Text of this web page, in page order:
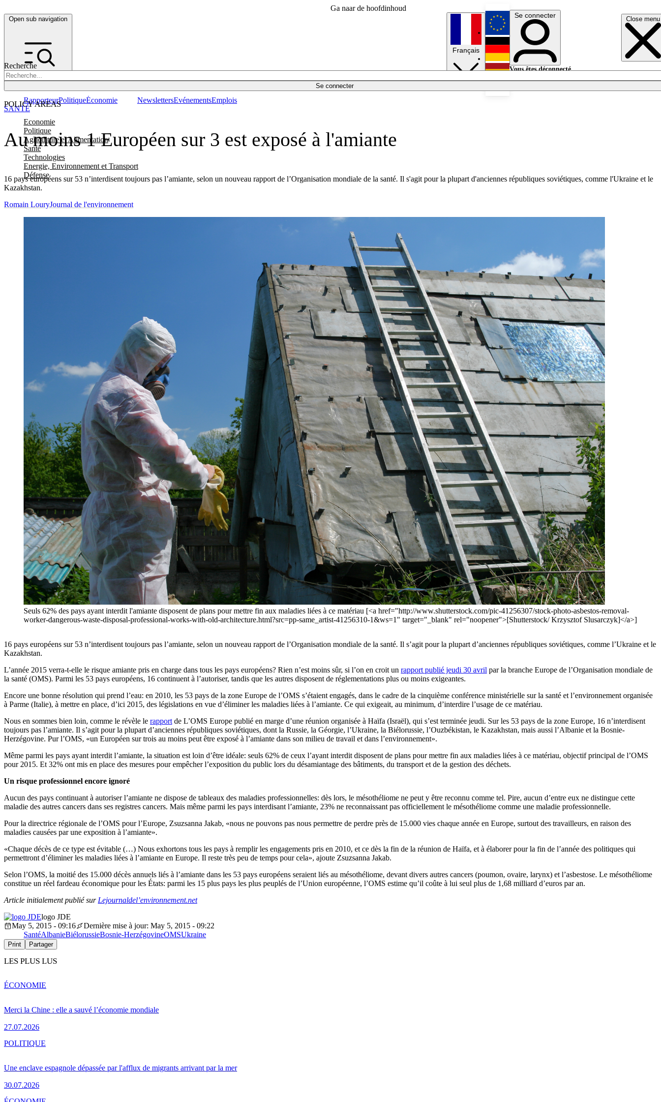
Ga naar de hoofdinhoud
Open sub navigation Close menu
Recherche
Se connecter
POLICY AREAS
Economie
Politique
Agriculture et Alimentation
Santé
Technologies
Energie, Environnement et Transport
Défense
RapporteurPolitiqueÉconomie NewslettersEvénementsEmplois
Français
English
Deutsch
Se connecter
Vous êtes déconnecté.
Au moins 1 Européen sur 3 est exposé à l'amiante
16 pays européens sur 53 n’interdisent toujours pas l’amiante, selon un nouveau rapport de l’Organisation mondiale de la santé. Il s'agit pour la plupart d'anciennes républiques soviétiques, comme l'Ukraine et le
Kazakhstan.
SANTÉ
Romain LouryJournal de l'environnement
Seuls 62% des pays ayant interdit l'amiante disposent de plans pour mettre fin aux maladies liées à ce matériau [<a href="http://www.shutterstock.com/pic-41256307/stock-photo-asbestos-removal-
worker-dangerous-waste-disposal-professional-works-with-old-architecture.html?src=pp-same_artist-41256310-1&ws=1" target="_blank" rel="noopener">[Shutterstock/ Krzysztof Slusarczyk]</a>]
16 pays européens sur 53 n’interdisent toujours pas l’amiante, selon un nouveau rapport de l’Organisation mondiale de la santé. Il s’agit pour la plupart d’anciennes républiques soviétiques, comme l’Ukraine et le
Kazakhstan.
L’année 2015 verra-t-elle le risque amiante pris en charge dans tous les pays européens? Rien n’est moins sûr, si l’on en croit un rapport publié jeudi 30 avril par la branche Europe de l’Organisation mondiale de
la santé (OMS). Parmi les 53 pays européens, 16 continuent à l’autoriser, tandis que les autres disposent de réglementations plus ou moins exigeantes.
Encore une bonne résolution qui prend l’eau: en 2010, les 53 pays de la zone Europe de l’OMS s’étaient engagés, dans le cadre de la cinquième conférence ministérielle sur la santé et l’environnement organisée
à Parme (Italie), à mettre en place, d’ici 2015, des législations en vue d’éliminer les maladies liées à l’amiante. Ce qui exigeait, au minimum, d’interdire l’usage de ce matériau.
Nous en sommes bien loin, comme le révèle le rapport de L’OMS Europe publié en marge d’une réunion organisée à Haïfa (Israël), qui s’est terminée jeudi. Sur les 53 pays de la zone Europe, 16 n’interdisent
toujours pas l’amiante. Il s’agit pour la plupart d’anciennes républiques soviétiques, dont la Russie, la Géorgie, l’Ukraine, la Biélorussie, l’Ouzbékistan, le Kazakhstan, mais aussi l’Albanie et la Bosnie-
Herzégovine. Pur l’OMS, «un Européen sur trois au moins peut être exposé à l’amiante dans son milieu de travail et dans l’environnement».
Même parmi les pays ayant interdit l’amiante, la situation est loin d’être idéale: seuls 62% de ceux l’ayant interdit disposent de plans pour mettre fin aux maladies liées à ce matériau, objectif principal de l’OMS
pour 2015. Et 32% ont mis en place des mesures pour empêcher l’exposition du public lors du désamiantage des bâtiments, du transport et de la gestion des déchets.
Un risque professionnel encore ignoré
Aucun des pays continuant à autoriser l’amiante ne dispose de tableaux des maladies professionnelles: dès lors, le mésothéliome ne peut y être reconnu comme tel. Pire, aucun d’entre eux ne distingue cette
maladie des autres cancers dans ses registres cancers. Mais même parmi les pays interdisant l’amiante, 23% ne reconnaissant pas officiellement le mésothéliome comme une maladie professionnelle.
Pour la directrice régionale de l’OMS pour l’Europe, Zsuzsanna Jakab, «nous ne pouvons pas nous permettre de perdre près de 15.000 vies chaque année en Europe, surtout des travailleurs, en raison des
maladies causées par une exposition à l’amiante».
«Chaque décès de ce type est évitable (…) Nous exhortons tous les pays à remplir les engagements pris en 2010, et ce dès la fin de la réunion de Haïfa, et à élaborer pour la fin de l’année des politiques qui
permettront d’éliminer les maladies liées à l’amiante en Europe. Il reste très peu de temps pour cela», ajoute Zsuzsanna Jakab.
Selon l’OMS, la moitié des 15.000 décès annuels liés à l’amiante dans les 53 pays européens seraient liés au mésothéliome, devant divers autres cancers (poumon, ovaire, larynx) et l’asbestose. Le mésothéliome
constitue un réel fardeau économique pour les États: parmi les 15 plus pays les plus peuplés de l’Union européenne, l’OMS estime qu’il coûte à lui seul plus de 1,68 milliard d’euros par an.
Article initialement publié sur Lejournaldel’environnement.net
logo JDE
May 5, 2015 - 09:16
Dernière mise à jour: May 5, 2015 - 09:22
SantéAlbanieBiélorussieBosnie-HerzégovineOMSUkraine
Print Partager
LES PLUS LUS
Merci la Chine : elle a sauvé l’économie mondiale
27.07.2026
ÉCONOMIE
Une enclave espagnole dépassée par l'afflux de migrants arrivant par la mer
30.07.2026
POLITIQUE